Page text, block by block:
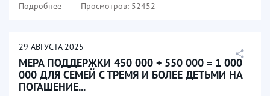
Подробнее Просмотров: 52452
29 АВГУСТА 2025
МЕРА ПОДДЕРЖКИ 450 000 + 550 000 = 1 000
000 ДЛЯ СЕМЕЙ С ТРЕМЯ И БОЛЕЕ ДЕТЬМИ НА
ПОГАШЕНИЕ...